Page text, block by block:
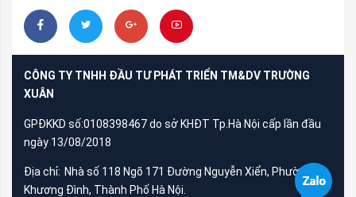
CÔNG TY TNHH ĐẦU TƯ PHÁT TRIỂN TM&DV TRƯỜNG
XUÂN
GPĐKKD số:0108398467 do sở KHĐT Tp.Hà Nội cấp lần đầu
ngày 13/08/2018
Địa chỉ: Nhà số 118 Ngõ 171 Đường Nguyễn Xiển, Phường
Khương Đình, Thành Phố Hà Nội.